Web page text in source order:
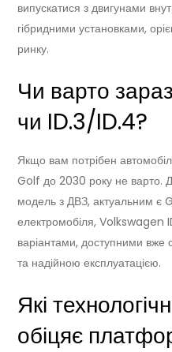
випускатися з двигунами
гібридними установками,
ринку.
Чи варто
чи ID.3/ID.4?
Якщо вам потрібен
Golf до 2030 року не варто.
модель з ДВЗ, актуальним є
електромобіля, Volkswagen
варіантами, доступними вже
та надійною експлуатацією.
Які
обіцяє